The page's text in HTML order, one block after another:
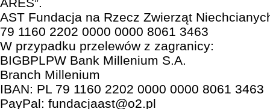
AST Fundacja na Rzecz Zwierząt
79 1160 2202 0000 0000 8061 3463
W przypadku przelewów z zagranicy:
BIGBPLPW Bank Millenium S.A.
Branch Millenium
IBAN: PL 79 1160 2202 0000 0000 8061 3463
PayPal: fundacjaast@o2.pl